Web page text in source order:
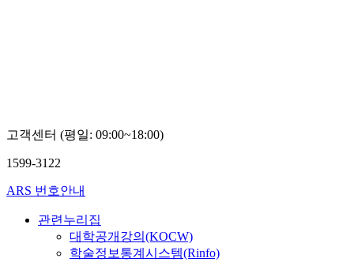
고객센터 (평일: 09:00~18:00)
1599-3122
ARS 번호안내
관련누리집
대학공개강의(KOCW)
학술정보통계시스템(Rinfo)